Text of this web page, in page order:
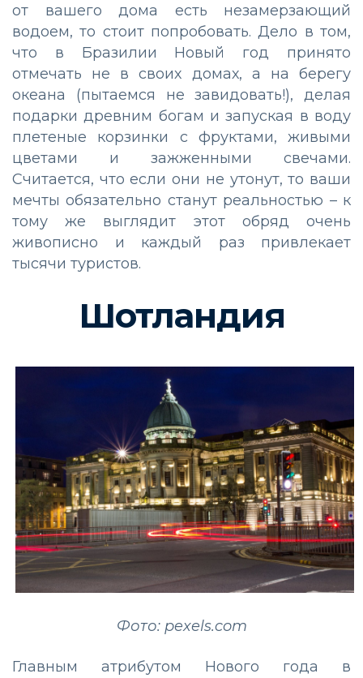
от вашего дома есть незамерзающий
водоем, то стоит попробовать. Дело в том,
что в Бразилии Новый год принято
отмечать не в своих домах, а на берегу
океана (пытаемся не завидовать!), делая
подарки древним богам и запуская в воду
плетеные корзинки с фруктами, живыми
цветами и зажженными свечами.
Считается, что если они не утонут, то ваши
мечты обязательно станут реальностью – к
тому же выглядит этот обряд очень
живописно и каждый раз привлекает
тысячи туристов.
Шотландия
Фото: pexels.com
Главным атрибутом Нового года в